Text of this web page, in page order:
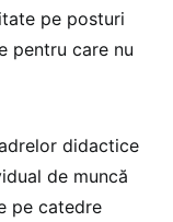
pe posturi
pentru care nu
didactice
de muncă
pe catedre